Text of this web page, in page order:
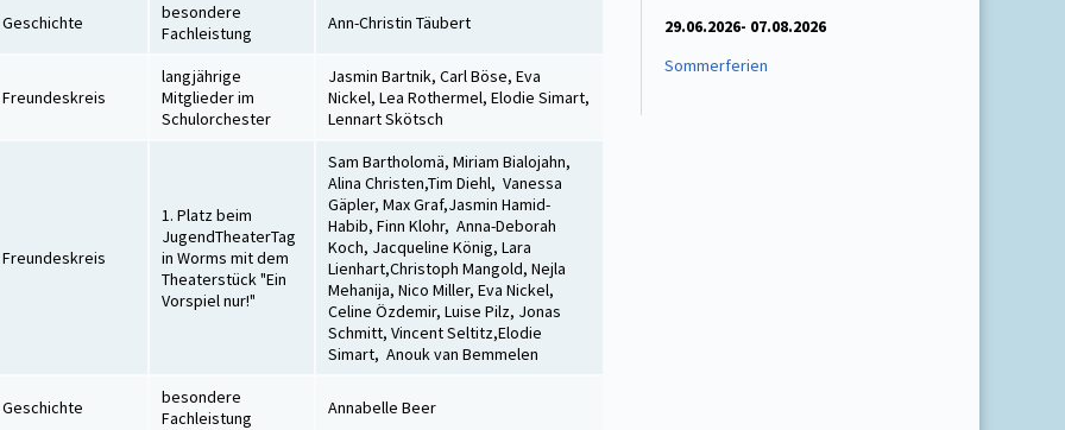
Geschichte
besondere
Fachleistung
Ann-Christin Täubert
Freundeskreis
langjährige
Mitglieder im
Schulorchester
Jasmin Bartnik, Carl Böse, Eva
Nickel, Lea Rothermel, Elodie Simart,
Lennart Skötsch
Freundeskreis
1. Platz beim
JugendTheaterTag
in Worms mit dem
Theaterstück "Ein
Vorspiel nur!"
Sam Bartholomä, Miriam Bialojahn,
Alina Christen,Tim Diehl, Vanessa
Gäpler, Max Graf,Jasmin Hamid-
Habib, Finn Klohr, Anna-Deborah
Koch, Jacqueline König, Lara
Lienhart,Christoph Mangold, Nejla
Mehanija, Nico Miller, Eva Nickel,
Celine Özdemir, Luise Pilz, Jonas
Schmitt, Vincent Seltitz,Elodie
Simart, Anouk van Bemmelen
Geschichte
besondere
Fachleistung
Annabelle Beer
29.06.2026- 07.08.2026
Sommerferien